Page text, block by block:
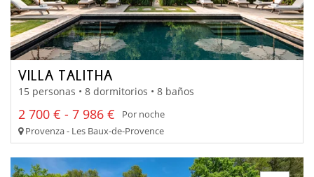
VILLA TALITHA
15 personas • 8 dormitorios • 8 baños
2 700 € - 7 986 €
Por noche
Provenza - Les Baux-de-Provence